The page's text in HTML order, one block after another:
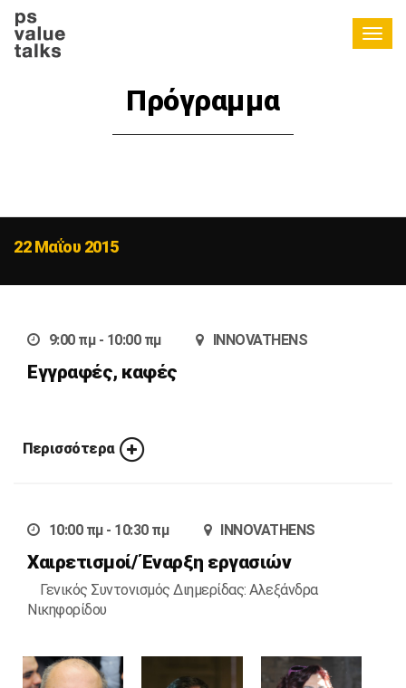
Πρόγραμμα
22 Μαΐου 2015
9:00 πμ - 10:00 πμ INNOVATHENS
Εγγραφές, καφές
Περισσότερα
10:00 πμ - 10:30 πμ INNOVATHENS
Χαιρετισμοί/ Έναρξη εργασιών
Γενικός Συντονισμός Διημερίδας: Αλεξάνδρα
Νικηφορίδου